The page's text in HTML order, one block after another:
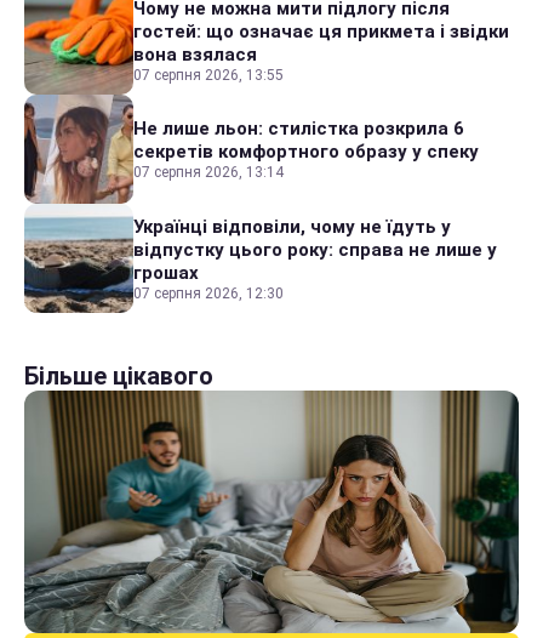
Чому не можна мити підлогу після
гостей: що означає ця прикмета і звідки
вона взялася
07 серпня 2026, 13:55
Не лише льон: стилістка розкрила 6
секретів комфортного образу у спеку
07 серпня 2026, 13:14
Українці відповіли, чому не їдуть у
відпустку цього року: справа не лише у
грошах
07 серпня 2026, 12:30
Більше цікавого